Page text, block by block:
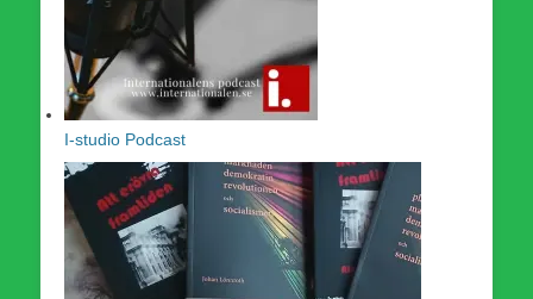
I-studio Podcast